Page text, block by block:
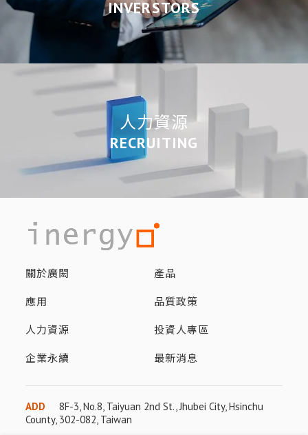
INVERSTORS
人力資源
RECRUITING
關於廣閎 產品
應用 品質政策
人力資源 投資人專區
企業永續 最新消息
ADD
8F-3, No.8, Taiyuan 2nd St., Jhubei City, Hsinchu
County, 302-082, Taiwan